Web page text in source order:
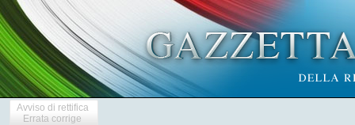
Avviso di rettifica
Errata corrige